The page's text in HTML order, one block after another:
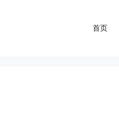
首页